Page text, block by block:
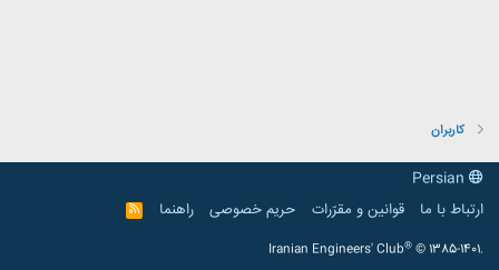
کاربران
ارتباط با ما
قوانین و مقرّرات حریم خصوصی راهنما
R
S
Iranian Engineers' Club® © 1385-1401.